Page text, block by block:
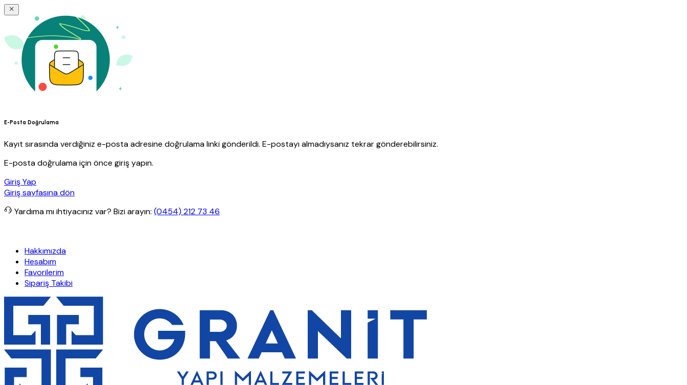
E-Posta Doğrulama
Kayıt sırasında verdiğiniz e-posta adresine doğrulama linki gönderildi. E-postayı almadıysanız tekrar gönderebilirsiniz.
E-posta doğrulama için önce giriş yapın.
Giriş Yap
Giriş sayfasına dön
Yardıma mı ihtiyacınız var? Bizi arayın: (0454) 212 73 46
Hakkımızda
Hesabım
Favorilerim
Sipariş Takibi